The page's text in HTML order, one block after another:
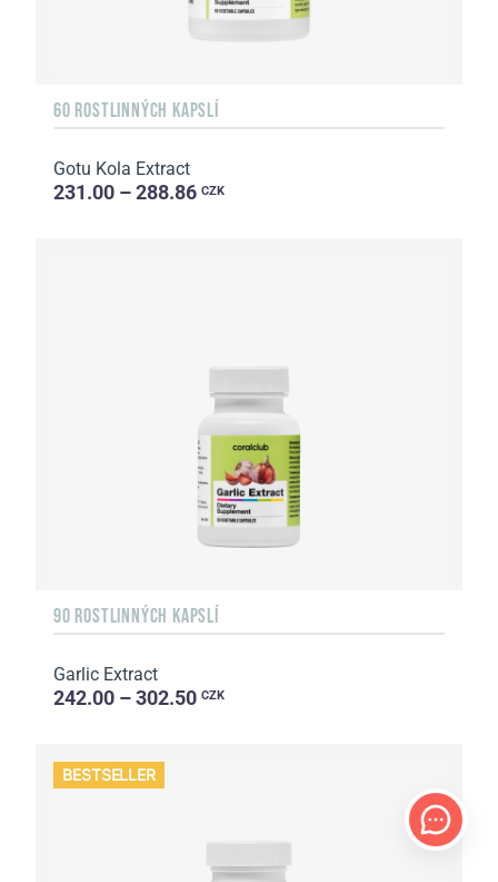
60 ROSTLINNÝCH KAPSLÍ
Gotu Kola Extract
231.00 – 288.86 CZK
90 ROSTLINNÝCH KAPSLÍ
Garlic Extract
242.00 – 302.50 CZK
BESTSELLER